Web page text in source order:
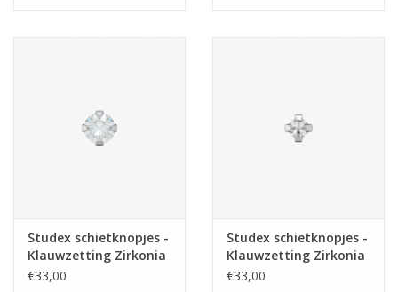
Studex schietknopjes -
Klauwzetting Zirkonia
3 mm - 7512-0100 (111)
€33,00
Studex schietknopjes -
Klauwzetting Zirkonia
2 mm - 7532-0100 (109)
€33,00